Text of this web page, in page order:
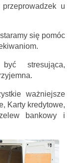
u
się pomóc
stresująca,
ważniejsze
Karty kredytowe,
bankowy i